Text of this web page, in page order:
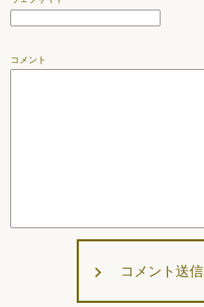
コメント
コメント送信